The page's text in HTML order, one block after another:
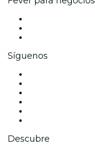
Síguenos
Descubre